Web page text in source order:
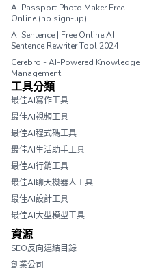
AI Passport Photo Maker Free
Online (no sign-up)
AI Sentence | Free Online AI
Sentence Rewriter Tool 2024
Cerebro - AI-Powered Knowledge
Management
工具分類
最佳AI寫作工具
最佳AI視頻工具
最佳AI程式碼工具
最佳AI生活助手工具
最佳AI行銷工具
最佳AI聊天機器人工具
最佳AI設計工具
最佳AI大型模型工具
資源
SEO反向連結目錄
創業公司